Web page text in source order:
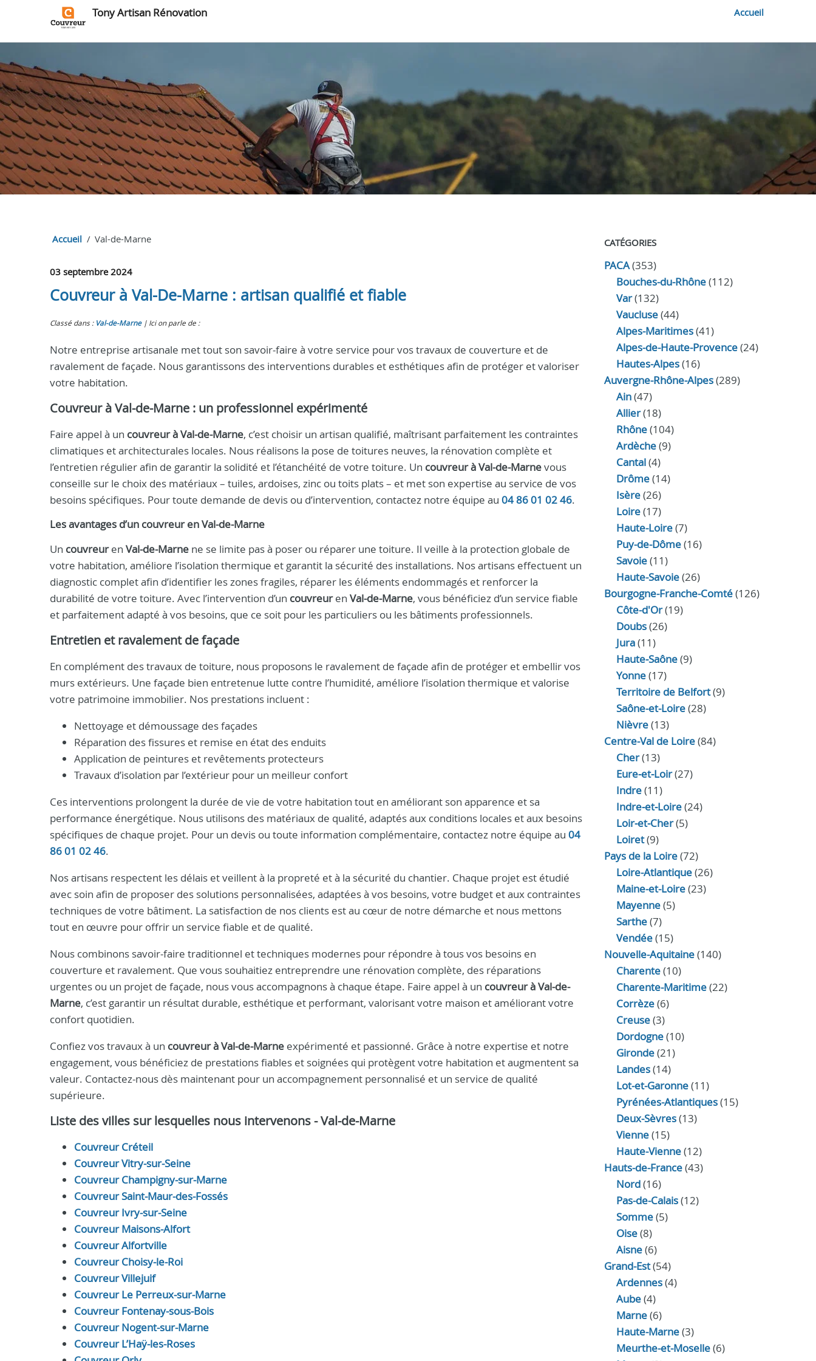
Tony Artisan Rénovation Accueil
Accueil Val-de-Marne
03 septembre 2024
Couvreur à Val-De-Marne : artisan qualifié et fiable
Classé dans : Val-de-Marne Ici on parle de :
Notre entreprise artisanale met tout son savoir-faire à votre service pour vos travaux de couverture et de
ravalement de façade. Nous garantissons des interventions durables et esthétiques afin de protéger et valoriser
votre habitation.
Couvreur à Val-de-Marne : un professionnel expérimenté
Faire appel à un couvreur à Val-de-Marne, c’est choisir un artisan qualifié, maîtrisant parfaitement les contraintes
climatiques et architecturales locales. Nous réalisons la pose de toitures neuves, la rénovation complète et
l’entretien régulier afin de garantir la solidité et l’étanchéité de votre toiture. Un couvreur à Val-de-Marnevous
conseille sur le choix des matériaux – tuiles, ardoises, zinc ou toits plats – et met son expertise au service de vos
besoins spécifiques. Pour toute demande de devis ou d’intervention, contactez notre équipe au 04 86 01 02 46.
Les avantages d’un couvreurenVal-de-Marne
Un couvreuren Val-de-Marne ne se limite pas à poser ou réparer une toiture. Il veille à la protection globale de
votre habitation, améliore l’isolation thermique et garantit la sécurité des installations. Nos artisans effectuent un
diagnostic complet afin d’identifier les zones fragiles, réparer les éléments endommagés et renforcer la
durabilité de votre toiture. Avec l’intervention d’un couvreuren Val-de-Marne, vous bénéficiez d’un service fiable
et parfaitement adapté à vos besoins, que ce soit pour les particuliers ou les bâtiments professionnels.
Entretien et ravalement de façade
En complément des travaux de toiture, nous proposons le ravalement de façade afin de protéger et embellir vos
murs extérieurs. Une façade bien entretenue lutte contre l’humidité, améliore l’isolation thermique et valorise
votre patrimoine immobilier. Nos prestations incluent :
Nettoyage et démoussage des façades
Réparation des fissures et remise en état des enduits
Application de peintures et revêtements protecteurs
Travaux d’isolation par l’extérieur pour un meilleur confort
Ces interventions prolongent la durée de vie de votre habitation tout en améliorant son apparence et sa
performance énergétique. Nous utilisons des matériaux de qualité, adaptés aux conditions locales et aux besoins
spécifiques de chaque projet. Pour un devis ou toute information complémentaire, contactez notre équipe au 04
86 01 02 46.
Nos artisans respectent les délais et veillent à la propreté et à la sécurité du chantier. Chaque projet est étudié
avec soin afin de proposer des solutions personnalisées, adaptées à vos besoins, votre budget et aux contraintes
techniques de votre bâtiment. La satisfaction de nos clients est au cœur de notre démarche et nous mettons
tout en œuvre pour offrir un service fiable et de qualité.
Nous combinons savoir-faire traditionnel et techniques modernes pour répondre à tous vos besoins en
couverture et ravalement. Que vous souhaitiez entreprendre une rénovation complète, des réparations
urgentes ou un projet de façade, nous vous accompagnons à chaque étape. Faire appel à un couvreur à Val-de-
Marne, c’est garantir un résultat durable, esthétique et performant, valorisant votre maison et améliorant votre
confort quotidien.
Confiez vos travaux à un couvreur à Val-de-Marne expérimenté et passionné. Grâce à notre expertise et notre
engagement, vous bénéficiez de prestations fiables et soignées qui protègent votre habitation et augmentent sa
valeur. Contactez-nous dès maintenant pour un accompagnement personnalisé et un service de qualité
supérieure.
Liste des villes sur lesquelles nous intervenons - Val-de-Marne
Couvreur Créteil
Couvreur Vitry-sur-Seine
Couvreur Champigny-sur-Marne
Couvreur Saint-Maur-des-Fossés
Couvreur Ivry-sur-Seine
Couvreur Maisons-Alfort
Couvreur Alfortville
Couvreur Choisy-le-Roi
Couvreur Villejuif
Couvreur Le Perreux-sur-Marne
Couvreur Fontenay-sous-Bois
Couvreur Nogent-sur-Marne
Couvreur L’Haÿ-les-Roses
CATÉGORIES
PACA(353)
Bouches-du-Rhône(112)
Var(132)
Vaucluse(44)
Alpes-Maritimes(41)
Alpes-de-Haute-Provence(24)
Hautes-Alpes(16)
Auvergne-Rhône-Alpes(289)
Ain(47)
Allier(18)
Rhône(104)
Ardèche(9)
Cantal(4)
Drôme(14)
Isère(26)
Loire(17)
Haute-Loire(7)
Puy-de-Dôme(16)
Savoie(11)
Haute-Savoie(26)
Bourgogne-Franche-Comté(126)
Côte-d'Or(19)
Doubs(26)
Jura(11)
Haute‑Saône(9)
Yonne(17)
Territoire de Belfort(9)
Saône-et-Loire(28)
Nièvre(13)
Centre-Val de Loire(84)
Cher(13)
Eure‑et‑Loir(27)
Indre(11)
Indre‑et‑Loire(24)
Loir‑et‑Cher(5)
Loiret(9)
Pays de la Loire(72)
Loire-Atlantique(26)
Maine-et-Loire(23)
Mayenne(5)
Sarthe(7)
Vendée(15)
Nouvelle-Aquitaine(140)
Charente(10)
Charente-Maritime(22)
Corrèze(6)
Creuse(3)
Dordogne(10)
Gironde(21)
Landes(14)
Lot-et-Garonne(11)
Pyrénées-Atlantiques(15)
Deux-Sèvres(13)
Vienne(15)
Haute-Vienne(12)
Hauts-de-France(43)
Nord(16)
Pas-de-Calais(12)
Somme(5)
Oise(8)
Aisne(6)
Grand-Est(54)
Ardennes(4)
Aube(4)
Marne(6)
Haute-Marne(3)
Meurthe-et-Moselle(6)